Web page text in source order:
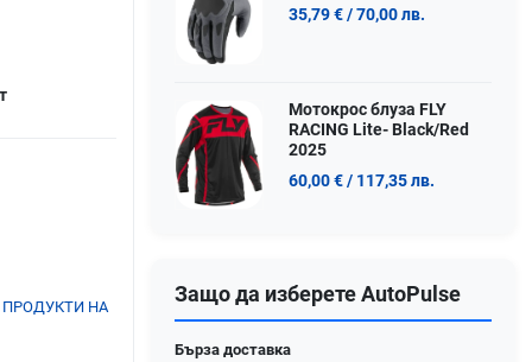
НА
35,79 €/ 70,00 лв.
Мотокрос блуза FLY
RACING Lite- Black/Red
2025
60,00 €/ 117,35 лв.
Защо да изберете AutoPulse
Бърза доставка